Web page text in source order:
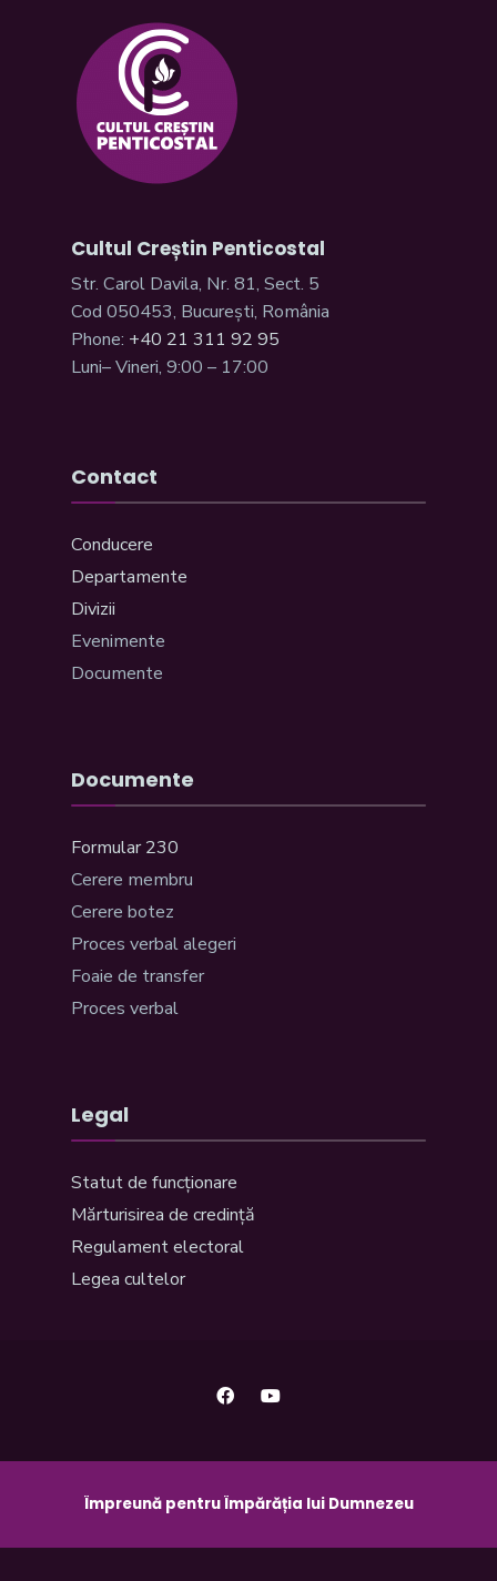
Cultul Creștin Penticostal
Str. Carol Davila, Nr. 81, Sect. 5
Cod 050453, București, România
Phone: +40 21 311 92 95
Luni– Vineri, 9:00 – 17:00
Contact
Conducere
Departamente
Divizii
Evenimente
Documente
Documente
Formular 230
Cerere membru
Cerere botez
Proces verbal alegeri
Foaie de transfer
Proces verbal
Legal
Statut de funcționare
Mărturisirea de credință
Regulament electoral
Legea cultelor
Împreună pentru Împărăția lui Dumnezeu